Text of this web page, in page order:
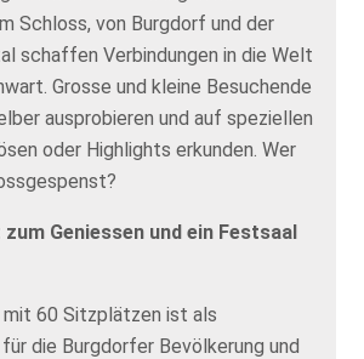
Schloss, von Burgdorf und der
schaffen Verbindungen in die Welt
Grosse und kleine Besuchende
ausprobieren und auf speziellen
oder Highlights erkunden. Wer
Geniessen und ein Festsaal
mit 60 Sitzplätzen ist als
die Burgdorfer Bevölkerung und